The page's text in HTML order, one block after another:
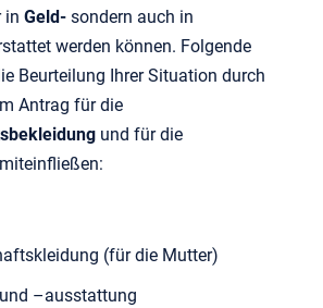
in Geld- sondern auch in
werden können. Folgende
Beurteilung Ihrer Situation durch
Antrag für die
und für die
miteinfließen:
(für die Mutter)
–ausstattung